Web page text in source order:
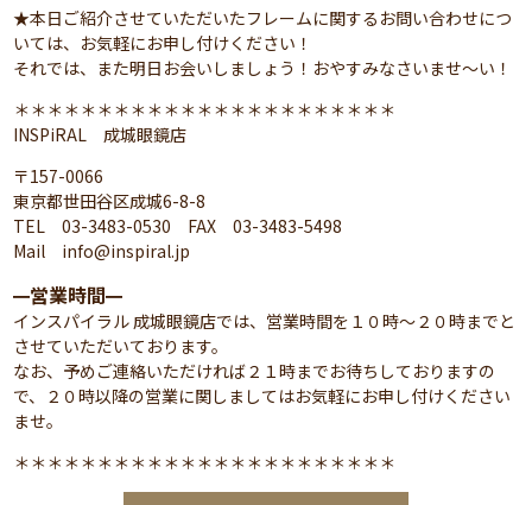
★本日ご紹介させていただいたフレームに関するお問い合わせにつ
いては、お気軽にお申し付けください！
それでは、また明日お会いしましょう！おやすみなさいませ～い！
＊＊＊＊＊＊＊＊＊＊＊＊＊＊＊＊＊＊＊＊＊＊＊
INSPiRAL 成城眼鏡店
〒157-0066
東京都世田谷区成城6-8-8
TEL 03-3483-0530 FAX 03-3483-5498
Mail info@inspiral.jp
━営業時間━
インスパイラル 成城眼鏡店では、営業時間を１０時～２０時までと
させていただいております。
なお、予めご連絡いただければ２１時までお待ちしておりますの
で、２０時以降の営業に関しましてはお気軽にお申し付けください
ませ。
＊＊＊＊＊＊＊＊＊＊＊＊＊＊＊＊＊＊＊＊＊＊＊